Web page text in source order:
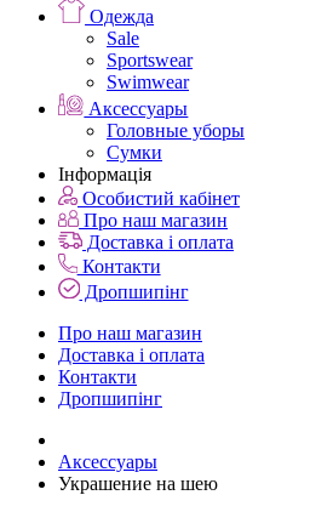
Одежда
Sale
Sportswear
Swimwear
Аксессуары
Головные уборы
Сумки
Інформація
Особистий кабінет
Про наш магазин
Доставка і оплата
Контакти
Дропшипінг
Про наш магазин
Доставка і оплата
Контакти
Дропшипінг
Аксессуары
Украшение на шею